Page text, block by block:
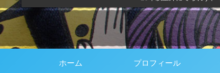
ホーム プロフィール